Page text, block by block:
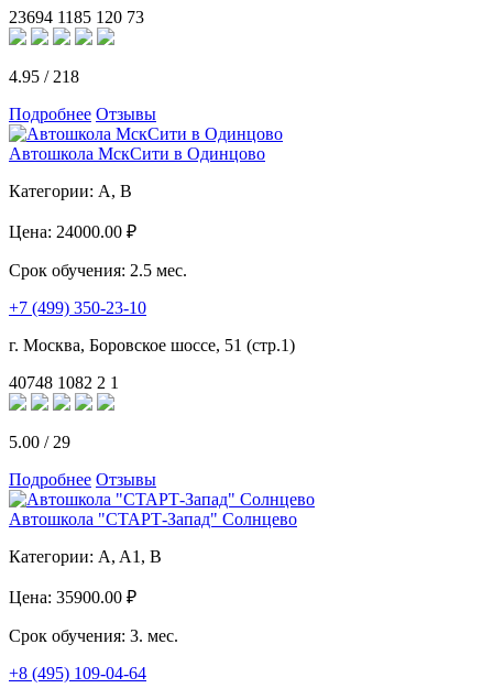
23694 1185 120 73
4.95 / 218
Подробнее Отзывы
Автошкола МскСити в Одинцово
Категории: A, B
Цена: 24000.00 ₽
Срок обучения: 2.5 мес.
+7 (499) 350-23-10
г. Москва, Боровское шоссе, 51 (стр.1)
40748 1082 2 1
5.00 / 29
Подробнее Отзывы
Автошкола "СТАРТ-Запад" Солнцево
Категории: A, A1, B
Цена: 35900.00 ₽
Срок обучения: 3. мес.
+8 (495) 109-04-64